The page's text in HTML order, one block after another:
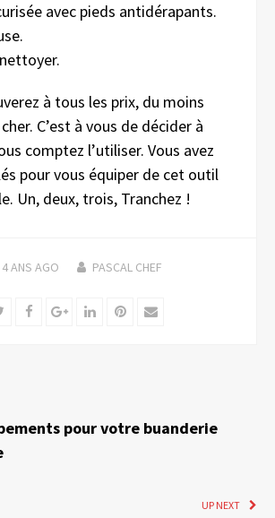
avec pieds antidérapants.
à tous les prix, du moins
C’est à vous de décider à
comptez l’utiliser. Vous avez
pour vous équiper de cet outil
Un, deux, trois, Tranchez !
4 ANS AGO PASCAL CHEF
TwitterFacebookGoogle+LinkedInPinterest
Email
pour votre buanderie
UP NEXT